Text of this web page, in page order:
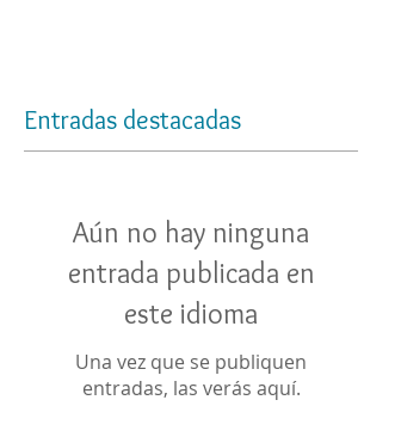
Aún no hay ninguna
entrada publicada en
este idioma